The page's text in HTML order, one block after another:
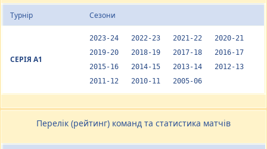
Турнір Сезони
СЕРІЯ А1
2023-24 2022-23 2021-22
2020-21
2019-20
2018-19 2017-18
2016-17
2015-16
2014-15 2013-14
2012-13
2011-12
2010-11 2005-06
Перелік (рейтинг) команд та статистика матчів